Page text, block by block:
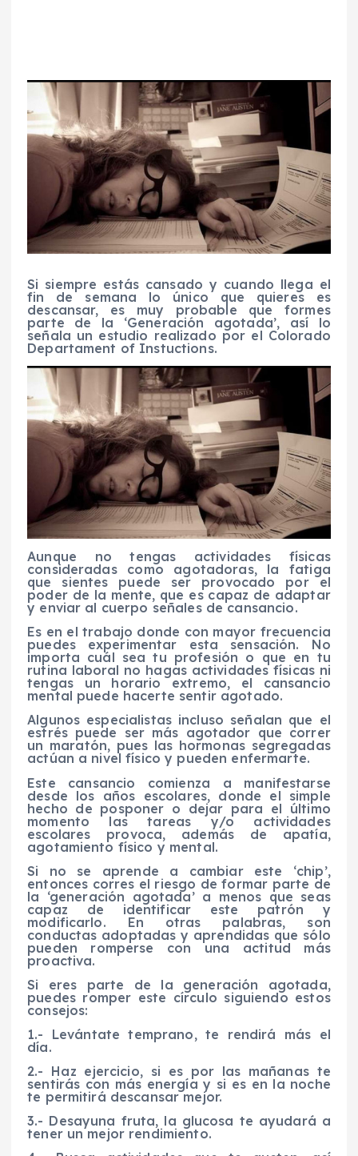
Si siempre estás cansado y cuando llega el
fin de semana lo único que quieres es
descansar, es muy probable que formes
parte de la ‘Generación agotada’, así lo
señala un estudio realizado por el Colorado
Departament of Instuctions.
Aunque no tengas actividades físicas
consideradas como agotadoras, la fatiga
que sientes puede ser provocado por el
poder de la mente, que es capaz de adaptar
y enviar al cuerpo señales de cansancio.
Es en el trabajo donde con mayor frecuencia
puedes experimentar esta sensación. No
importa cuál sea tu profesión o que en tu
rutina laboral no hagas actividades físicas ni
tengas un horario extremo, el cansancio
mental puede hacerte sentir agotado.
Algunos especialistas incluso señalan que el
estrés puede ser más agotador que correr
un maratón, pues las hormonas segregadas
actúan a nivel físico y pueden enfermarte.
Este cansancio comienza a manifestarse
desde los años escolares, donde el simple
hecho de posponer o dejar para el último
momento las tareas y/o actividades
escolares provoca, además de apatía,
agotamiento físico y mental.
Si no se aprende a cambiar este ‘chip’,
entonces corres el riesgo de formar parte de
la ‘generación agotada’ a menos que seas
capaz de identificar este patrón y
modificarlo. En otras palabras, son
conductas adoptadas y aprendidas que sólo
pueden romperse con una actitud más
proactiva.
Si eres parte de la generación agotada,
puedes romper este círculo siguiendo estos
consejos:
1.- Levántate temprano, te rendirá más el
día.
2.- Haz ejercicio, si es por las mañanas te
sentirás con más energía y si es en la noche
te permitirá descansar mejor.
3.- Desayuna fruta, la glucosa te ayudará a
tener un mejor rendimiento.